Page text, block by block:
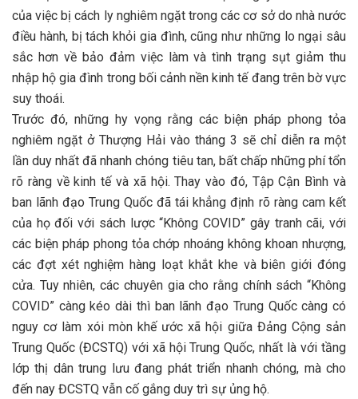
của việc bị cách ly nghiêm ngặt trong các cơ sở do nhà nước
điều hành, bị tách khỏi gia đình, cũng như những lo ngại sâu
sắc hơn về bảo đảm việc làm và tình trạng sụt giảm thu
nhập hộ gia đình trong bối cảnh nền kinh tế đang trên bờ vực
suy thoái.
Trước đó, những hy vọng rằng các biện pháp phong tỏa
nghiêm ngặt ở Thượng Hải vào tháng 3 sẽ chỉ diễn ra một
lần duy nhất đã nhanh chóng tiêu tan, bất chấp những phí tổn
rõ ràng về kinh tế và xã hội. Thay vào đó, Tập Cận Bình và
ban lãnh đạo Trung Quốc đã tái khẳng định rõ ràng cam kết
của họ đối với sách lược “Không COVID” gây tranh cãi, với
các biện pháp phong tỏa chớp nhoáng không khoan nhượng,
các đợt xét nghiệm hàng loạt khắt khe và biên giới đóng
cửa. Tuy nhiên, các chuyên gia cho rằng chính sách “Không
COVID” càng kéo dài thì ban lãnh đạo Trung Quốc càng có
nguy cơ làm xói mòn khế ước xã hội giữa Đảng Cộng sản
Trung Quốc (ĐCSTQ) với xã hội Trung Quốc, nhất là với tầng
lớp thị dân trung lưu đang phát triển nhanh chóng, mà cho
đến nay ĐCSTQ vẫn cố gắng duy trì sự ủng hộ.